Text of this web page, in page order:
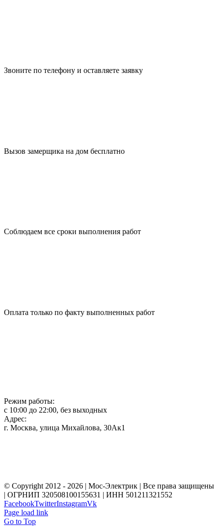
Звоните по телефону и оставляете заявку
Вызов замерщика на дом бесплатно
Соблюдаем все сроки выполнения работ
Оплата только по факту выполненных работ
Режим работы:
с 10:00 до 22:00, без выходных
Адрес:
г. Москва, улица Михайлова, 30Ак1
© Copyright 2012 - 2026 | Мос-Электрик | Все права защищены
| ОГРНИП 320508100155631 | ИНН 501211321552
FacebookTwitterInstagramVk
Page load link
Go to Top